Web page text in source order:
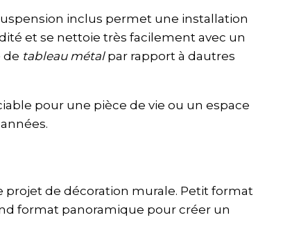
inclus permet une installation
et se nettoie très facilement avec un
de tableau métalpar rapport à dautres
pour une pièce de vie ou un espace
de décoration murale. Petit format
format panoramique pour créer un